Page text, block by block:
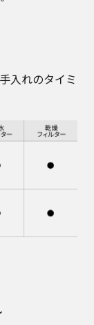
入れのタイミ